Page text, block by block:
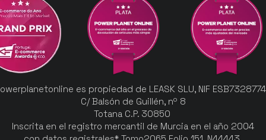
es propiedad de LEASK SLU, NIF
C/ Balsón de Guillén, nº 8
Totana C.P. 30850
Inscrita en el registro mercantil de Murcia en el año 2004